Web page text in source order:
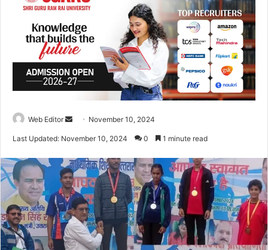
Web Editor
d
a
n
m
a
November 10, 2024
Last Updated: November 10, 2024 0 1 minute read